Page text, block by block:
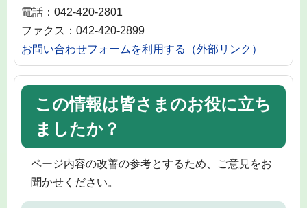
電話：042-420-2801
ファクス：042-420-2899
お問い合わせフォームを利用する（外部リンク）
この情報は皆さまのお役に立ち
ましたか？
ページ内容の改善の参考とするため、ご意見をお
聞かせください。